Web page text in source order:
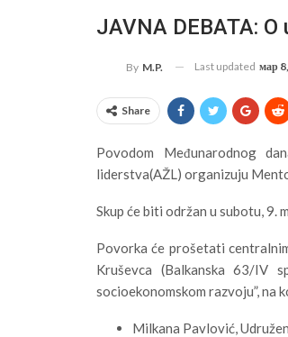
JAVNA DEBATA:
By M.P. Last updated мар
Share
Povodom Međunarodnog
liderstva(AŽL) organizuju
Skup će biti održan u subotu, 9.
Povorka će prošetati
Kruševca (Balkanska 63/IV
socioekonomskom razvoju”, na
Milkana Pavlović,